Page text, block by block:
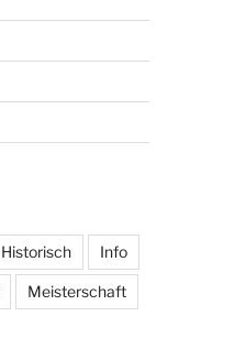
Historisch Info
Meisterschaft